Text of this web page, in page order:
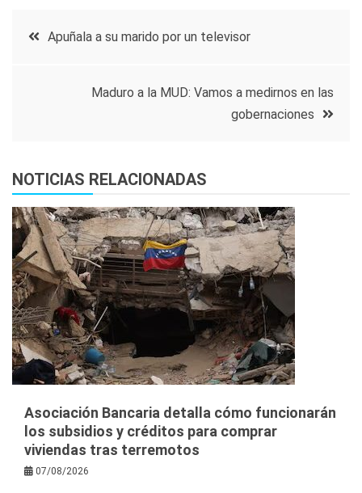
Navegación
Apuñala a su marido por un televisor
Maduro a la MUD: Vamos a medirnos en las
gobernaciones
NOTICIAS RELACIONADAS
Asociación Bancaria detalla cómo funcionarán
los subsidios y créditos para comprar
viviendas tras terremotos
07/08/2026